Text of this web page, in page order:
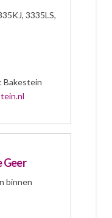
3335LS,
Bakestein
Geer
binnen